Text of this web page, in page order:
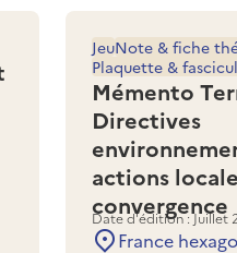
Mémento
Directives
actions
convergence
JeuNote & fiche
Plaquette &
Date d'édition : Juillet
France